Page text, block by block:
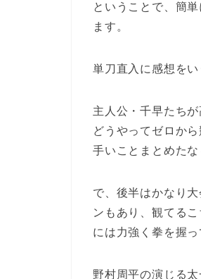
ということで、簡
ます。
単刀直入に感想を
主人公・千早たち
どうやってゼロか
手いことまとめたな
で、後半はかなり
ンもあり、観てる
には力強く拳を握っ
野村周平の演じる